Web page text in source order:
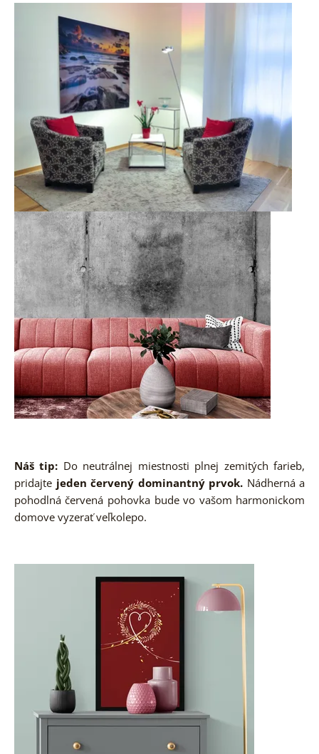
Náš tip: Do neutrálnej miestnosti plnej zemitých farieb,
pridajte jeden červený dominantný prvok. Nádherná a
pohodlná červená pohovka bude vo vašom harmonickom
domove vyzerať veľkolepo.